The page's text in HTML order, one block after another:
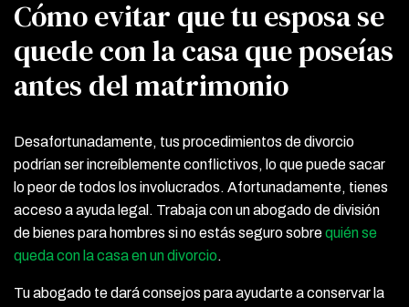
Cómo evitar que tu esposa se
quede con la casa que poseías
antes del matrimonio
Desafortunadamente, tus procedimientos de divorcio
podrían ser increíblemente conflictivos, lo que puede sacar
lo peor de todos los involucrados. Afortunadamente, tienes
acceso a ayuda legal. Trabaja con un abogado de división
de bienes para hombres si no estás seguro sobrequién se
queda con la casa en un divorcio.
Tu abogado te dará consejos para ayudarte a conservar la